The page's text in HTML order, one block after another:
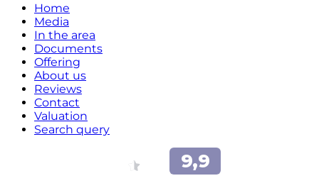
Home
Media
In the area
Documents
Offering
About us
Reviews
Contact
Valuation
Search query